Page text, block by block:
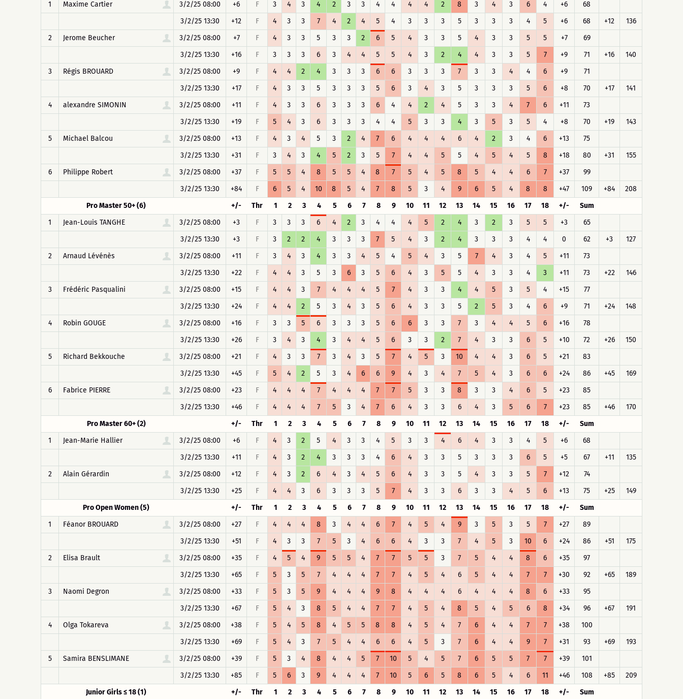
1
Maxime Cartier 3/2/25 08:00 +6 F 3 4 3 4 2 3 3 4 4 4 4 2 8 3 4 3 6 4 +6
68
3/2/25 13:30
+12 F 4 3 3 7 4 2 4 5 4 3 3 3 5 3 3 3 4 5 +6 68 +12
136
2
Jerome Beucher 3/2/25 08:00 +7 F 4 3 3 5 3 3 2 6 5 4 3 3 5 4 3 3 5 5 +7
69
3/2/25 13:30
+16 F 3 3 3 6 3 4 4 5 5 4 3 2 4 4 3 3 5 7 +9 71 +16
140
3
Régis BROUARD 3/2/25 08:00 +9 F 4 4 2 4 3 3 3 6 6 3 3 3 7 3 3 4 4 6 +9
71
3/2/25 13:30
+17 F 4 3 3 5 3 3 3 5 6 3 4 3 5 3 3 3 5 6 +8 70 +17
141
4
alexandre SIMONIN 3/2/25 08:00 +11 F 4 3 3 6 3 3 3 6 4 4 2 4 5 3 3 4 7 6 +11
73
3/2/25 13:30
+19 F 5 4 3 6 3 3 3 4 4 5 3 3 4 3 5 3 5 4 +8 70 +19
143
5
Michael Balcou 3/2/25 08:00 +13 F 4 3 4 5 3 2 4 7 6 4 4 4 6 4 2 3 4 6 +13
75
3/2/25 13:30
+31 F 3 4 3 4 5 2 3 5 7 4 4 5 5 4 5 4 5 8 +18 80 +31
155
6
Philippe Robert 3/2/25 08:00 +37 F 5 5 4 8 5 5 4 8 7 5 4 5 8 5 4 4 6 7 +37
99
3/2/25 13:30
+84 F 6 5 4 10 8 5 4 7 8 5 3 4 9 6 5 4 8 8 +47 109 +84
208
Pro Master 50+ (6)
+/- Thr 1 2 3 4 5 6 7 8 9 10 11 12 13 14 15 16 17 18 +/-
Sum
1
Jean-Louis TANGHE 3/2/25 08:00 +3 F 3 3 3 6 4 2 3 4 4 4 5 2 4 3 2 3 5 5 +3
65
3/2/25 13:30
+3 F 3 2 2 4 3 3 3 7 5 4 3 2 4 3 3 3 4 4 0 62 +3
127
2
Arnaud Lévénès 3/2/25 08:00 +11 F 3 4 3 4 3 3 4 5 4 5 4 3 5 7 4 3 4 5 +11
73
3/2/25 13:30
+22 F 4 4 3 5 3 6 3 5 6 4 3 5 5 4 3 3 4 3 +11 73 +22
146
3
Frédéric Pasqualini 3/2/25 08:00 +15 F 4 4 3 7 4 4 4 5 7 4 3 3 4 4 5 3 5 4 +15
77
3/2/25 13:30
+24 F 4 4 2 5 3 4 3 5 6 4 3 3 5 2 5 3 4 6 +9 71 +24
148
4
Robin GOUGE 3/2/25 08:00 +16 F 3 3 5 6 3 3 3 5 6 6 3 3 7 3 4 4 5 6 +16
78
3/2/25 13:30
+26 F 3 4 3 4 3 4 4 5 6 3 3 2 7 4 3 3 6 5 +10 72 +26
150
5
Richard Bekkouche 3/2/25 08:00 +21 F 4 3 3 7 3 4 3 5 7 4 5 3 10 4 4 3 6 5 +21
83
3/2/25 13:30
+45 F 5 4 2 5 3 4 6 6 9 4 3 4 7 5 4 3 6 6 +24 86 +45
169
6
Fabrice PIERRE 3/2/25 08:00 +23 F 4 4 4 7 4 4 4 7 7 5 3 3 8 3 3 4 6 5 +23
85
3/2/25 13:30
+46 F 4 4 4 7 5 3 4 7 6 4 3 3 6 4 3 5 6 7 +23 85 +46
170
Pro Master 60+ (2)
+/- Thr 1 2 3 4 5 6 7 8 9 10 11 12 13 14 15 16 17 18 +/-
Sum
1
Jean-Marie Hallier 3/2/25 08:00 +6 F 4 3 2 5 4 3 3 4 5 3 3 4 6 4 3 3 4 5 +6
68
3/2/25 13:30
+11 F 4 3 2 4 3 3 3 4 6 4 3 3 5 3 3 3 6 5 +5 67 +11
135
2
Alain Gérardin 3/2/25 08:00 +12 F 4 3 2 6 4 3 4 5 6 4 3 3 5 4 3 3 5 7 +12
74
3/2/25 13:30
+25 F 4 4 3 6 3 3 3 5 7 4 3 3 6 3 3 4 5 6 +13 75 +25
149
Pro Open Women (5)
+/- Thr 1 2 3 4 5 6 7 8 9 10 11 12 13 14 15 16 17 18 +/-
Sum
1
Féanor BROUARD 3/2/25 08:00 +27 F 4 4 4 8 3 4 4 6 7 4 5 4 9 3 5 3 5 7 +27
89
3/2/25 13:30
+51 F 4 3 3 7 5 3 4 6 6 4 3 3 7 4 5 3 10 6 +24 86 +51
175
2
Elisa Brault 3/2/25 08:00 +35 F 4 5 4 9 5 5 4 7 7 5 5 3 7 5 4 4 8 6 +35
97
3/2/25 13:30
+65 F 5 3 5 7 4 4 4 7 7 4 5 4 6 5 4 4 7 7 +30 92 +65
189
3
Naomi Degron 3/2/25 08:00 +33 F 5 3 5 9 4 4 4 9 8 4 4 4 6 4 4 4 8 6 +33
95
3/2/25 13:30
+67 F 5 4 3 8 5 4 4 7 7 4 5 4 8 5 4 5 6 8 +34 96 +67
191
4
Olga Tokareva 3/2/25 08:00 +38 F 5 4 5 8 4 5 5 8 8 4 5 4 7 6 4 4 7 7 +38
100
3/2/25 13:30
+69 F 5 4 3 7 5 4 4 6 6 4 5 3 7 6 4 4 9 7 +31 93 +69
193
5
Samira BENSLIMANE 3/2/25 08:00 +39 F 5 3 4 8 4 4 5 7 10 5 4 5 7 6 5 5 7 7 +39
101
3/2/25 13:30
+85 F 5 6 3 9 4 4 4 7 10 5 6 5 8 6 5 4 6 11 +46 108 +85
209
Junior Girls ≤ 18 (1)
+/- Thr 1 2 3 4 5 6 7 8 9 10 11 12 13 14 15 16 17 18 +/- Sum